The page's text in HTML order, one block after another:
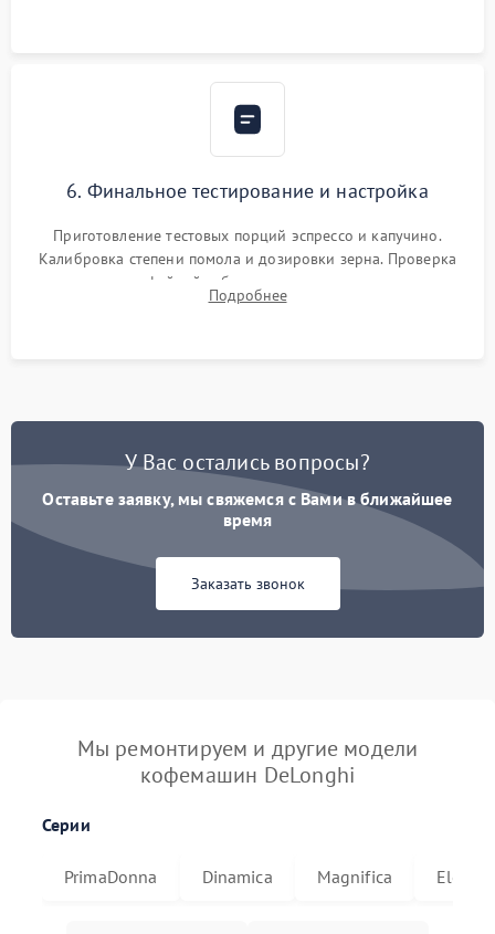
6. Финальное тестирование и настройка
Приготовление тестовых порций эспрессо и капучино.
Калибровка степени помола и дозировки зерна. Проверка
плотности кофейной таблетки, температуры напитка и
качества молочной пены. Контроль отсутствия посторонних
Подробнее
У Вас остались вопросы?
Оставьте заявку, мы свяжемся с Вами в ближайшее
время
Заказать звонок
Мы ремонтируем и другие модели
кофемашин DeLonghi
Серии
PrimaDonna Dinamica Magnifica Eletta